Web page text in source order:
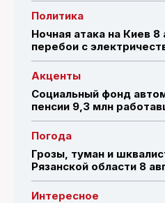
Политика
Ночная атака на Киев
перебои с
Акценты
Социальный фонд
пенсии 9,3 млн
Погода
Грозы, туман и
Рязанской области 8
Интересное